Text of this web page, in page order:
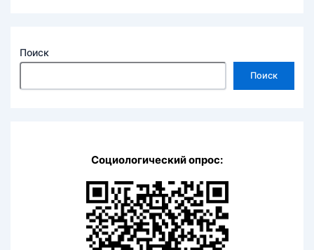
Поиск
Поиск
Социологический опрос: